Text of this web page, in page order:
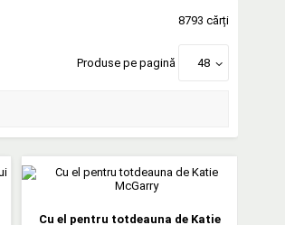
8793 cărți
Produse pe pagină 48
Cu el pentru totdeauna de Katie